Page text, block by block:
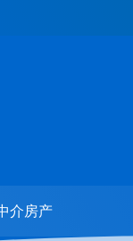
介房产